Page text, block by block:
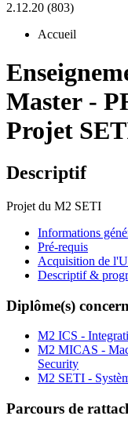
2.12.20 (803)
Accueil
Master -
Projet
Descriptif
Projet du M2 SETI
Informations
Pré-requis
Acquisition de
Descriptif &
Diplôme(s)
M2 ICS -
M2 MICAS -
Security
M2 SETI -
Parcours de